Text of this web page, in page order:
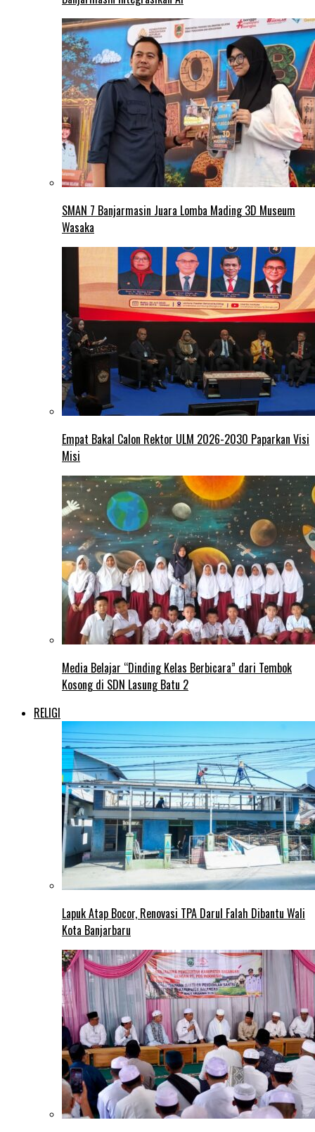
SMAN 7 Banjarmasin Juara Lomba Mading 3D Museum
Wasaka
Empat Bakal Calon Rektor ULM 2026-2030 Paparkan Visi
Misi
Media Belajar “Dinding Kelas Berbicara” dari Tembok
Kosong di SDN Lasung Batu 2
RELIGI
Lapuk Atap Bocor, Renovasi TPA Darul Falah Dibantu Wali
Kota Banjarbaru